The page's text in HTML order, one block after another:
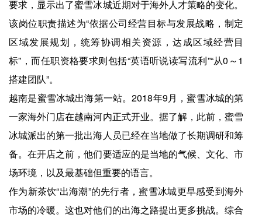
要求，显示出了蜜雪冰城近期对于海外人才策略的变化。
该岗位职责描述为“依据公司经营目标与发展战略，制定
区域发展规划，统筹协调相关资源，达成区域经营目
标”，而任职资格要求则包括“英语听说读写流利”“从0～1
搭建团队”。
越南是蜜雪冰城出海第一站。2018年9月，蜜雪冰城的第
一家海外门店在越南河内正式开业。据了解，此前，蜜雪
冰城派出的第一批出海人员已经在当地做了长期调研和筹
备。在开店之前，他们要适应的是当地的气候、文化、市
场环境，以及最基础但重要的语言。
作为新茶饮“出海潮”的先行者，蜜雪冰城更早感受到海外
市场的冷暖。这也对他们的出海之路提出更多挑战。综合